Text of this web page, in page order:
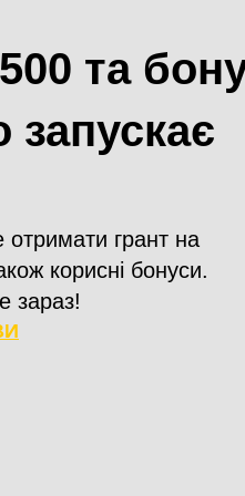
та
запускає
отримати грант на
корисні бонуси.
зараз!